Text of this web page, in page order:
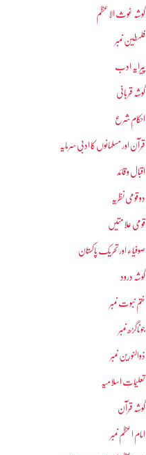
گوشہ غوث الاعظم
فلسطین نمبر
پیرایہ ادب
گوشہ قربانی
احکامِ شرع
قرآن اور مسلمانوں کا ادبی سرمایہ
اقبال و قائد
دو قومی نظریہ
قومی علامتیں
صوفیاء اور تحریک ِپاکستان
گوشہ درود
ختم نبوت نمبر
جوناگڑھ نمبر
ذوالنورین نمبر
تعلیماتِ اسلامیہ
گوشہ قرآن
امام اعظم نمبر